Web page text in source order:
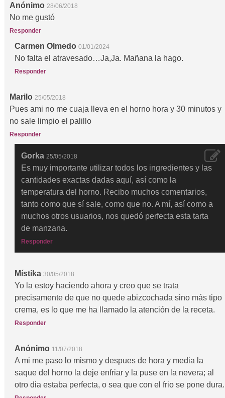
Anónimo 28/06/2018
No me gustó
Responder
Carmen Olmedo 01/01/2024
No falta el atravesado…Ja,Ja. Mañana la hago.
Responder
Marilo 25/05/2018
Pues ami no me cuaja lleva en el horno hora y 30 minutos y
no sale limpio el palillo
Responder
Gorka 25/05/2018
Es muy importante utilizar todos los ingredientes y las
cantidades exactas dadas aquí, así como la
temperatura del horno. Recibo muchos comentarios,
tanto como que sí sale, como que no. A mí, así como a
muchos otros usuarios, nos quedó perfecta esta tarta
de manzana.
Responder
Místika 30/05/2018
Yo la estoy haciendo ahora y creo que se trata
precisamente de que no quede abizcochada sino más tipo
crema, es lo que me ha llamado la atención de la receta.
Responder
Anónimo 11/07/2018
A mi me paso lo mismo y despues de hora y media la
saque del horno la deje enfriar y la puse en la nevera; al
otro dia estaba perfecta, o sea que con el frio se pone dura.